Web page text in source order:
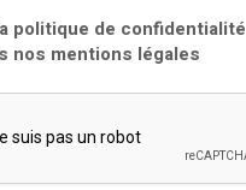
politique de confidentialité
nos mentions légales